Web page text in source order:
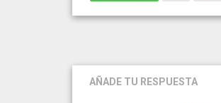
AÑADE TU RESPUESTA